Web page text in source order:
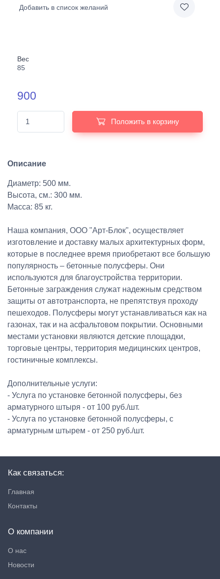
Добавить в список желаний
Вес
85
900
Положить в корзину
Описание
Диаметр: 500 мм.
Высота, см.: 300 мм.
Масса: 85 кг.
Наша компания, ООО "Арт-Блок", осуществляет
изготовление и доставку малых архитектурных форм,
которые в последнее время приобретают все большую
популярность – бетонные полусферы. Они
используются для благоустройства территории.
Бетонные заграждения служат надежным средством
защиты от автотранспорта, не препятствуя проходу
пешеходов. Полусферы могут устанавливаться как на
газонах, так и на асфальтовом покрытии. Основными
местами установки являются детские площадки,
торговые центры, территория медицинских центров,
гостиничные комплексы.
Дополнительные услуги:
- Услуга по установке бетонной полусферы, без
арматурного штыря - от 100 руб./шт.
- Услуга по установке бетонной полусферы, с
арматурным штырем - от 250 руб./шт.
Как связаться:
Главная
Контакты
О компании
О нас
Новости